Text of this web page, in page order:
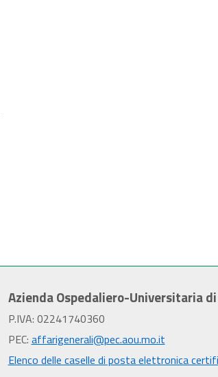
Azienda Ospedaliero-Universitaria
P.IVA: 02241740360
PEC: affarigenerali@pec.aou.mo.it
Elenco delle caselle di posta elettronica